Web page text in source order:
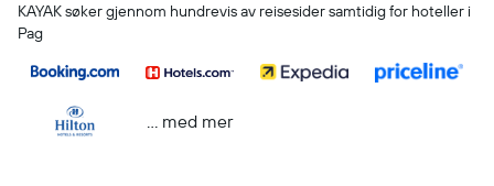
KAYAK søker gjennom hundrevis av reisesider samtidig for hoteller i
Pag
… med mer